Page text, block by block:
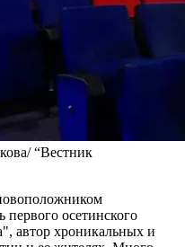
“Вестник
осетинского
автор хроникальных и